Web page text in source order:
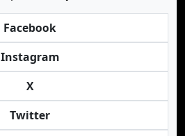
Facebook
Instagram
X
Twitter